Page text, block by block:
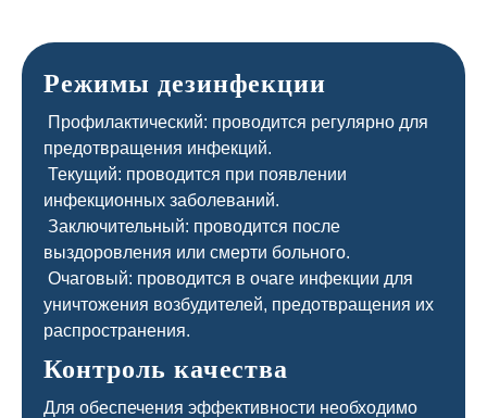
Режимы дезинфекции
Профилактический: проводится регулярно для
предотвращения инфекций.
Текущий: проводится при появлении
инфекционных заболеваний.
Заключительный: проводится после
выздоровления или смерти больного.
Очаговый: проводится в очаге инфекции для
уничтожения возбудителей, предотвращения их
распространения.
Контроль качества
Для обеспечения эффективности необходимо